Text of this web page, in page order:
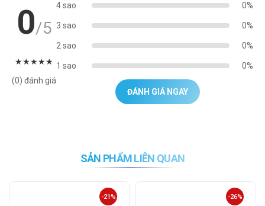
0/5
★★★★★
(0) đánh giá
4 sao 0%
3 sao 0%
2 sao 0%
1 sao 0%
ĐÁNH GIÁ NGAY
SẢN PHẨM LIÊN QUAN
-21% -26%